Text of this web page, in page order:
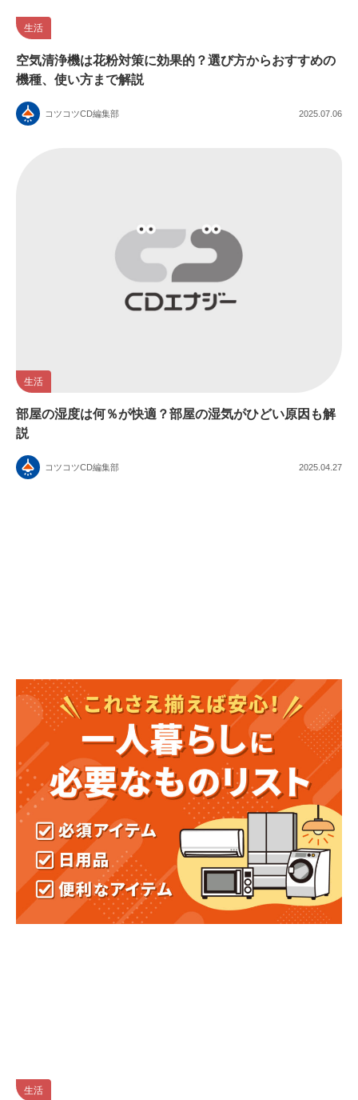
生活
空気清浄機は花粉対策に効果的？選び方からおすすめの
機種、使い方まで解説
コツコツCD編集部 2025.07.06
生活
部屋の湿度は何％が快適？部屋の湿気がひどい原因も解
説
コツコツCD編集部 2025.04.27
生活